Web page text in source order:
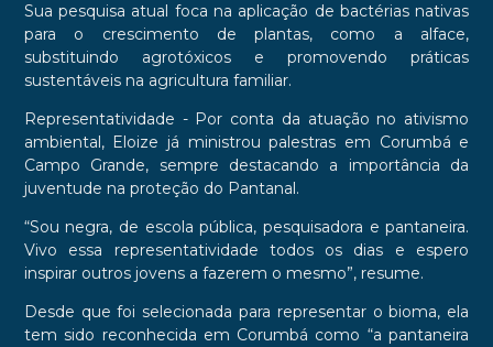
Sua pesquisa atual foca na aplicação de bactérias nativas
para o crescimento de plantas, como a alface,
substituindo agrotóxicos e promovendo práticas
sustentáveis na agricultura familiar.
Representatividade - Por conta da atuação no ativismo
ambiental, Eloize já ministrou palestras em Corumbá e
Campo Grande, sempre destacando a importância da
juventude na proteção do Pantanal.
“Sou negra, de escola pública, pesquisadora e pantaneira.
Vivo essa representatividade todos os dias e espero
inspirar outros jovens a fazerem o mesmo”, resume.
Desde que foi selecionada para representar o bioma, ela
tem sido reconhecida em Corumbá como “a pantaneira